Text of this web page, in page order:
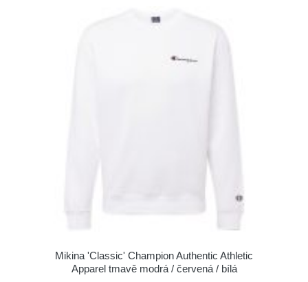
Mikina 'Classic' Champion Authentic Athletic
Apparel tmavě modrá / červená / bílá